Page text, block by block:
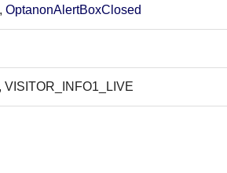
, OptanonAlertBoxClosed
VISITOR_INFO1_LIVE